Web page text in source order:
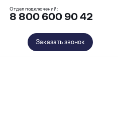
Отдел подключений:
8 800 600 90 42
Заказать звонок